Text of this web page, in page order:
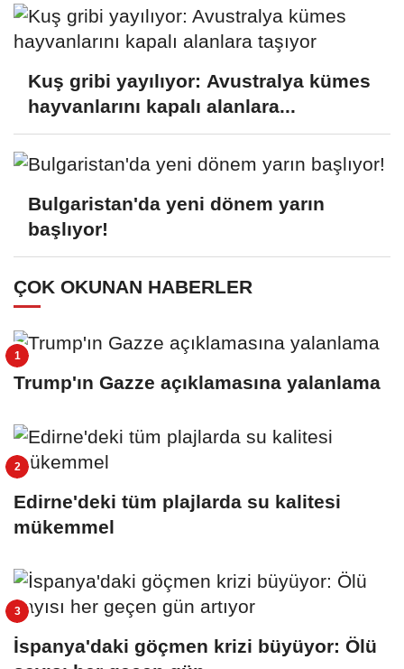
Kuş gribi yayılıyor: Avustralya kümes
hayvanlarını kapalı alanlara...
Bulgaristan'da yeni dönem yarın
başlıyor!
ÇOK OKUNAN HABERLER
Trump'ın Gazze açıklamasına yalanlama
Edirne'deki tüm plajlarda su kalitesi
mükemmel
İspanya'daki göçmen krizi büyüyor: Ölü